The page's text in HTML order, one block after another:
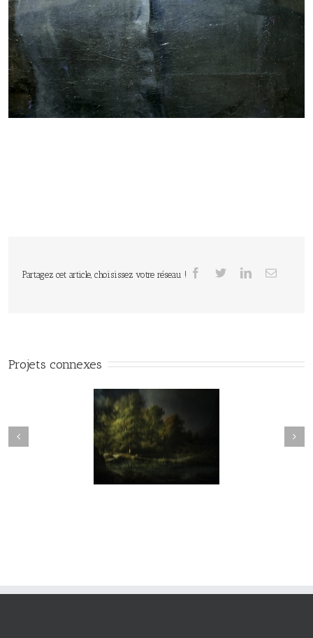
Partagez cet article, choisissez votre réseau !
Projets connexes
vie#025